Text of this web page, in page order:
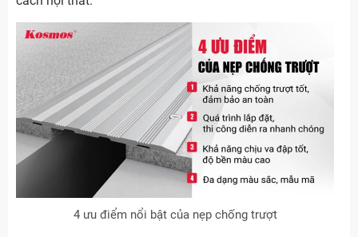
4 ưu điểm nổi bật của nẹp chống trượt